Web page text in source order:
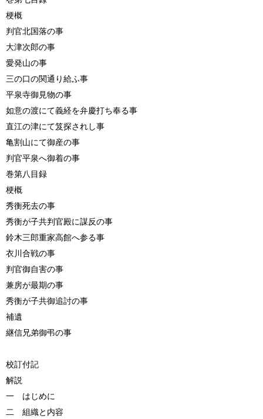
梗概
判官北国落の事
大津次郎の事
愛発山の事
三の口の関通り給ふ事
平泉寺御見物の事
如意の渡にて義経を弁慶打ち奉る事
直江の津にて笈探されし事
亀割山にて御産の事
判官平泉へ御着の事
巻第八目録
梗概
秀衡死去の事
秀衡が子共判官殿に謀反の事
鈴木三郎重家高館へ参る事
衣川合戦の事
判官御自害の事
兼房が最期の事
秀衡が子共御追討の事
補遺
継信兄弟御弔の事
校訂付記
解説
一 はじめに
二 組織と内容